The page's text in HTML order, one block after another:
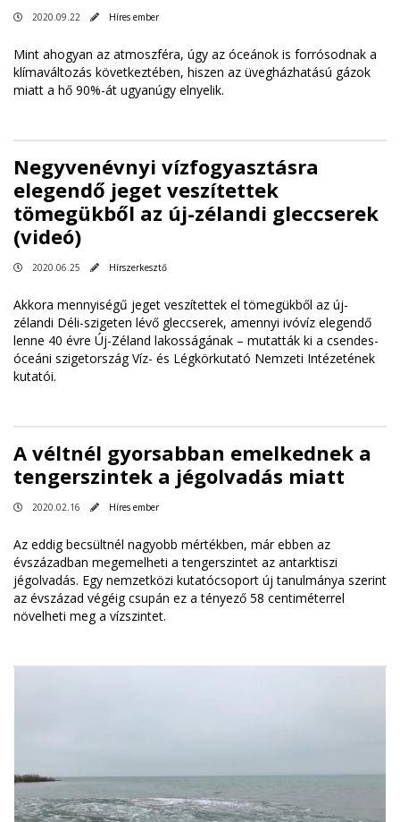
2020.09.22 Híres ember
Mint ahogyan az atmoszféra, úgy az óceánok is forrósodnak a
klímaváltozás következtében, hiszen az üvegházhatású gázok
miatt a hő 90%-át ugyanúgy elnyelik.
Negyvenévnyi vízfogyasztásra
elegendő jeget veszítettek
tömegükből az új-zélandi gleccserek
(videó)
2020.06.25 Hírszerkesztő
Akkora mennyiségű jeget veszítettek el tömegükből az új-
zélandi Déli-szigeten lévő gleccserek, amennyi ivóvíz elegendő
lenne 40 évre Új-Zéland lakosságának – mutatták ki a csendes-
óceáni szigetország Víz- és Légkörkutató Nemzeti Intézetének
kutatói.
A véltnél gyorsabban emelkednek a
tengerszintek a jégolvadás miatt
2020.02.16 Híres ember
Az eddig becsültnél nagyobb mértékben, már ebben az
évszázadban megemelheti a tengerszintet az antarktiszi
jégolvadás. Egy nemzetközi kutatócsoport új tanulmánya szerint
az évszázad végéig csupán ez a tényező 58 centiméterrel
növelheti meg a vízszintet.